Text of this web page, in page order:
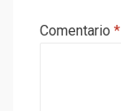
Comentario *